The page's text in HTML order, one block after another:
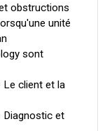
obstructions
unité
sont
Le client et la
Diagnostic et